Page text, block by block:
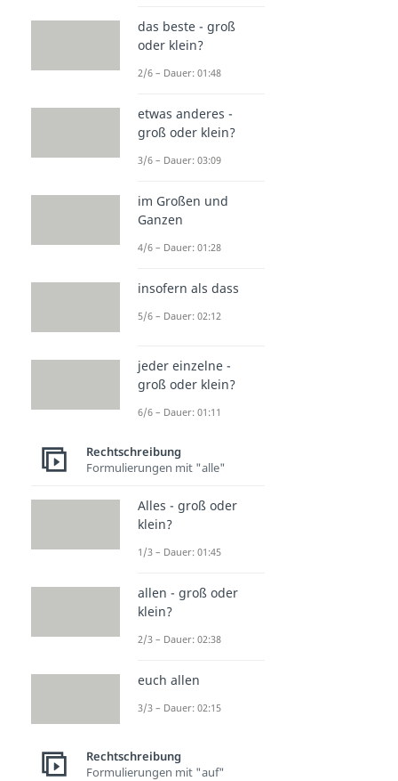
das beste - groß
oder klein?
2/6 – Dauer: 01:48
etwas anderes -
groß oder klein?
3/6 – Dauer: 03:09
im Großen und
Ganzen
4/6 – Dauer: 01:28
insofern als dass
5/6 – Dauer: 02:12
jeder einzelne -
groß oder klein?
6/6 – Dauer: 01:11
Rechtschreibung
Formulierungen mit "alle"
Alles - groß oder
klein?
1/3 – Dauer: 01:45
allen - groß oder
klein?
2/3 – Dauer: 02:38
euch allen
3/3 – Dauer: 02:15
Rechtschreibung
Formulierungen mit "auf"